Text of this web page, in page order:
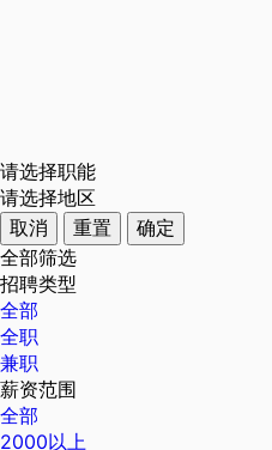
请选择职能
请选择地区
取消
重置
确定
全部筛选
招聘类型
全部
全职
兼职
薪资范围
全部
2000以上